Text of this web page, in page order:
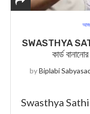
SWASTHYA
কার্ড
byBiplabi
Swasthya Sathi